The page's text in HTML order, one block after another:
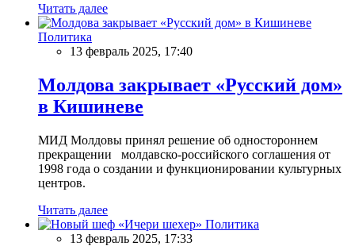
Читать далее
Политика
13 февраль 2025, 17:40
Молдова закрывает «Русский дом»
в Кишиневе
МИД Молдовы принял решение об одностороннем
прекращении молдавско-российского соглашения от
1998 года о создании и функционировании культурных
центров.
Читать далее
Политика
13 февраль 2025, 17:33